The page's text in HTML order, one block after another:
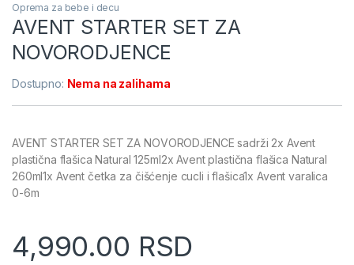
Oprema za bebe i decu
AVENT STARTER SET ZA
NOVORODJENCE
Dostupno: Nema na zalihama
AVENT STARTER SET ZA NOVORODJENCE sadrži 2x Avent
plastična flašica Natural 125ml2x Avent plastična flašica Natural
260ml1x Avent četka za čišćenje cucli i flašica1x Avent varalica
0-6m
4,990.00 RSD